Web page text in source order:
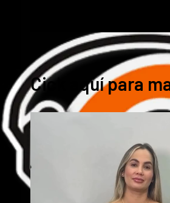
Cick aquí para